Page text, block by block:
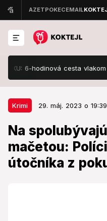
6-hodinová cesta vlakom
Krimi 29. máj. 2023 o 19:39
Na
mačetou:
útočníka z
Krimi 29. máj. 2023 o
Na
mačetou:
z pokusu o